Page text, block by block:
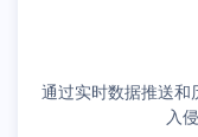
通过实时数据推送和
入